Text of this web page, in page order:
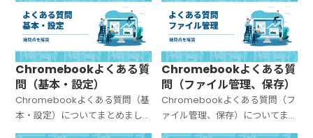
Chromebookよくある質
問（基本・設定）
Chromebookよくある質問（基
本・設定）についてまとめまし
た。
Chromebookよくある質
問（ファイル管理、保存）
Chromebookよくある質問（フ
ァイル管理、保存）についてま
とめました。